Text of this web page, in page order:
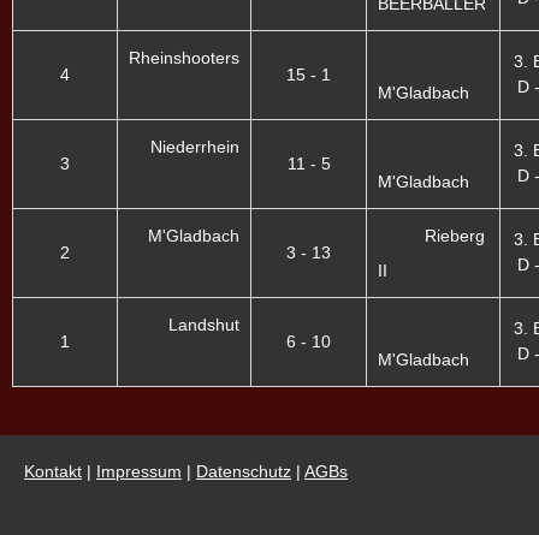
BEERBALLER
4
Rheinshooters
15 - 1
M'Gladbach
3.
D
3
Niederrhein
11 - 5
M'Gladbach
3.
D
2
M'Gladbach
3 - 13
Rieberg
II
3.
D
1
Landshut
6 - 10
M'Gladbach
3.
D
Kontakt | Impressum | Datenschutz | AGBs